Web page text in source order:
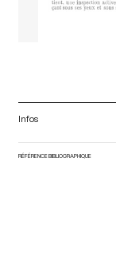
Infos
RÉFÉRENCE BIBLIOGRAPHIQUE